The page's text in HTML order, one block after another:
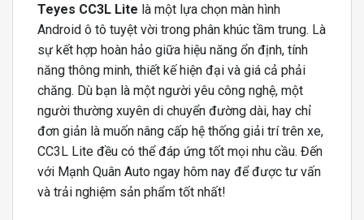
Teyes CC3L Lite là một lựa chọn màn hình
Android ô tô tuyệt vời trong phân khúc tầm trung. Là
sự kết hợp hoàn hảo giữa hiệu năng ổn định, tính
năng thông minh, thiết kế hiện đại và giá cả phải
chăng. Dù bạn là một người yêu công nghệ, một
người thường xuyên di chuyển đường dài, hay chỉ
đơn giản là muốn nâng cấp hệ thống giải trí trên xe,
CC3L Lite đều có thể đáp ứng tốt mọi nhu cầu. Đến
với Mạnh Quân Auto ngay hôm nay để được tư vấn
và trải nghiệm sản phẩm tốt nhất!